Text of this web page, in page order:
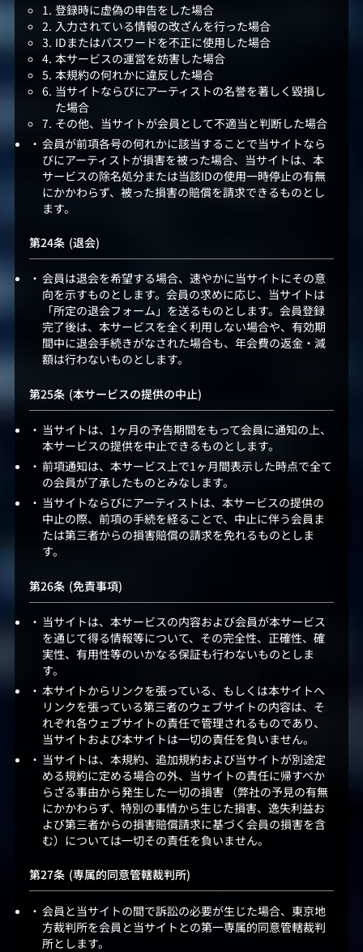
登録時に虚偽の申告をした場合
入力されている情報の改ざんを行った場合
IDまたはパスワードを不正に使用した場合
本サービスの運営を妨害した場合
本規約の何れかに違反した場合
当サイトならびにアーティストの名誉を著しく毀損し
た場合
その他、当サイトが会員として不適当と判断した場合
会員が前項各号の何れかに該当することで当サイトなら
びにアーティストが損害を被った場合、当サイトは、本
サービスの除名処分または当該IDの使用一時停止の有無
にかかわらず、被った損害の賠償を請求できるものとし
ます。
(退会)
会員は退会を希望する場合、速やかに当サイトにその意
向を示すものとします。会員の求めに応じ、当サイトは
「所定の退会フォーム」を送るものとします。会員登録
完了後は、本サービスを全く利用しない場合や、有効期
間中に退会手続きがなされた場合も、年会費の返金・減
額は行わないものとします。
(本サービスの提供の中止)
当サイトは、1ヶ月の予告期間をもって会員に通知の上、
本サービスの提供を中止できるものとします。
前項通知は、本サービス上で1ヶ月間表示した時点で全て
の会員が了承したものとみなします。
当サイトならびにアーティストは、本サービスの提供の
中止の際、前項の手続を経ることで、中止に伴う会員ま
たは第三者からの損害賠償の請求を免れるものとしま
す。
(免責事項)
当サイトは、本サービスの内容および会員が本サービス
を通じて得る情報等について、その完全性、正確性、確
実性、有用性等のいかなる保証も行わないものとしま
す。
本サイトからリンクを張っている、もしくは本サイトへ
リンクを張っている第三者のウェブサイトの内容は、そ
れぞれ各ウェブサイトの責任で管理されるものであり、
当サイトおよび本サイトは一切の責任を負いません。
当サイトは、本規約、追加規約および当サイトが別途定
める規約に定める場合の外、当サイトの責任に帰すべか
らざる事由から発生した一切の損害 （弊社の予見の有無
にかかわらず、特別の事情から生じた損害、逸失利益お
よび第三者からの損害賠償請求に基づく会員の損害を含
む）については一切その責任を負いません。
(専属的同意管轄裁判所)
会員と当サイトの間で訴訟の必要が生じた場合、東京地
方裁判所を会員と当サイトとの第一専属的同意管轄裁判
所とします。